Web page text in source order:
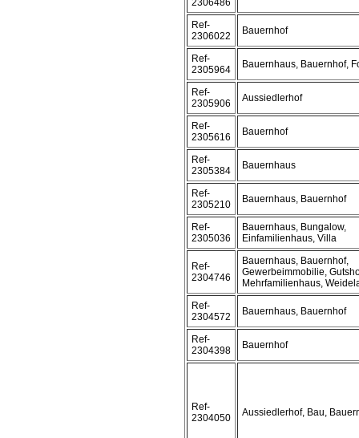
2306486
Ref-
2306022
Bauernhof
Ref-
2305964
Bauernhaus, Bauernhof,
Ref-
2305906
Aussiedlerhof
Ref-
2305616
Bauernhof
Ref-
2305384
Bauernhaus
Ref-
2305210
Bauernhaus, Bauernhof
Ref-
2305036
Bauernhaus, Bungalow,
Einfamilienhaus, Villa
Ref-
2304746
Bauernhaus, Bauernhof,
Gewerbeimmobilie,
Mehrfamilienhaus,
Ref-
2304572
Bauernhaus, Bauernhof
Ref-
2304398
Bauernhof
Ref-
2304050
Aussiedlerhof, Bau,